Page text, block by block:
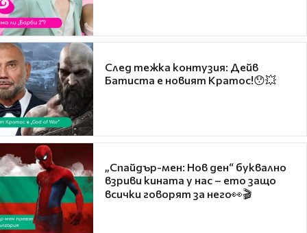
След тежка контузия: Дейв
Батиста е новият Кратос!😯💥
„Спайдър-мен: Нов ден“ буквално
взриви кината у нас – ето защо
всички говорят за него👀🎬